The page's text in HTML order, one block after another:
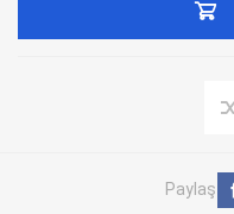
Paylaş